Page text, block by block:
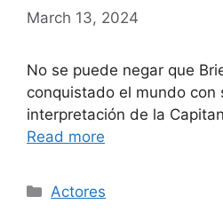
March 13, 2024
No se puede negar que
conquistado el mundo con
interpretación de la
Read more
Categories
Actores